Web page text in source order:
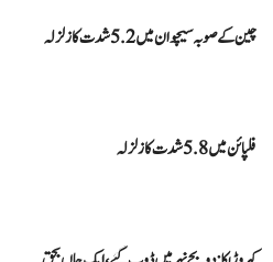
چین کے صوبہ سیچوان میں 5.2 شدت کا زلزلہ
فلپائن میں 5.8 شدت کا زلزلہ